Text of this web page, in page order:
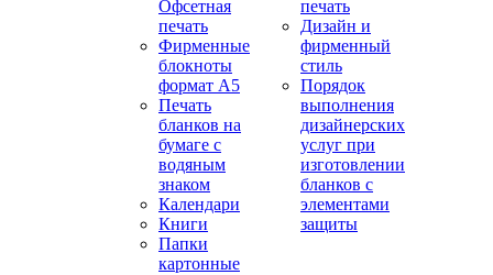
Офсетная
печать
Фирменные
блокноты
формат А5
Печать
бланков на
бумаге с
водяным
знаком
Календари
Книги
Папки
картонные
печать
Дизайн и
фирменный
стиль
Порядок
выполнения
дизайнерских
услуг при
изготовлении
бланков с
элементами
защиты